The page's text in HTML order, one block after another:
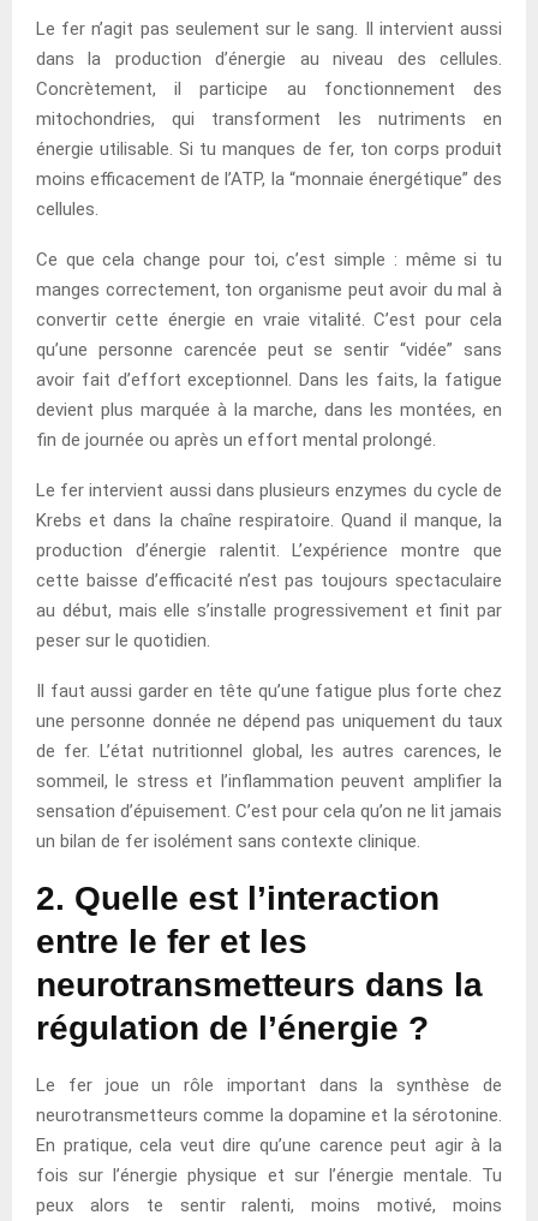
Le fer n’agit pas seulement sur le sang. Il intervient aussi
dans la production d’énergie au niveau des cellules.
Concrètement, il participe au fonctionnement des
mitochondries, qui transforment les nutriments en
énergie utilisable. Si tu manques de fer, ton corps produit
moins efficacement de l’ATP, la “monnaie énergétique” des
cellules.
Ce que cela change pour toi, c’est simple : même si tu
manges correctement, ton organisme peut avoir du mal à
convertir cette énergie en vraie vitalité. C’est pour cela
qu’une personne carencée peut se sentir “vidée” sans
avoir fait d’effort exceptionnel. Dans les faits, la fatigue
devient plus marquée à la marche, dans les montées, en
fin de journée ou après un effort mental prolongé.
Le fer intervient aussi dans plusieurs enzymes du cycle de
Krebs et dans la chaîne respiratoire. Quand il manque, la
production d’énergie ralentit. L’expérience montre que
cette baisse d’efficacité n’est pas toujours spectaculaire
au début, mais elle s’installe progressivement et finit par
peser sur le quotidien.
Il faut aussi garder en tête qu’une fatigue plus forte chez
une personne donnée ne dépend pas uniquement du taux
de fer. L’état nutritionnel global, les autres carences, le
sommeil, le stress et l’inflammation peuvent amplifier la
sensation d’épuisement. C’est pour cela qu’on ne lit jamais
un bilan de fer isolément sans contexte clinique.
2. Quelle est l’interaction
entre le fer et les
neurotransmetteurs dans la
régulation de l’énergie ?
Le fer joue un rôle important dans la synthèse de
neurotransmetteurs comme la dopamine et la sérotonine.
En pratique, cela veut dire qu’une carence peut agir à la
fois sur l’énergie physique et sur l’énergie mentale. Tu
peux alors te sentir ralenti, moins motivé, moins